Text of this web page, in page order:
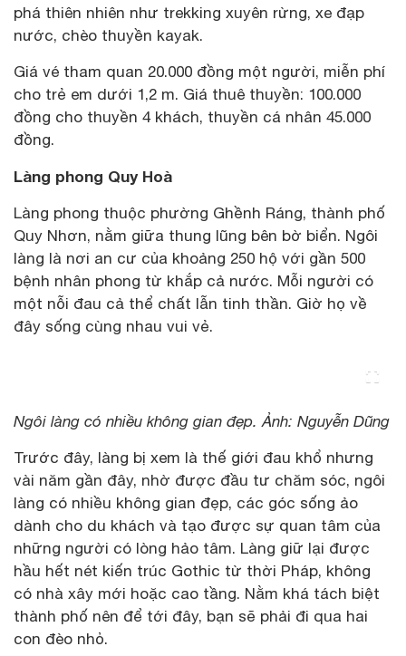
phá thiên nhiên như trekking xuyên rừng, xe đạp
nước, chèo thuyền kayak.
Giá vé tham quan 20.000 đồng một người, miễn phí
cho trẻ em dưới 1,2 m. Giá thuê thuyền: 100.000
đồng cho thuyền 4 khách, thuyền cá nhân 45.000
đồng.
Làng phong Quy Hoà
Làng phong thuộc phường Ghềnh Ráng, thành phố
Quy Nhơn, nằm giữa thung lũng bên bờ biển. Ngôi
làng là nơi an cư của khoảng 250 hộ với gần 500
bệnh nhân phong từ khắp cả nước. Mỗi người có
một nỗi đau cả thể chất lẫn tinh thần. Giờ họ về
đây sống cùng nhau vui vẻ.
Ngôi làng có nhiều không gian đẹp. Ảnh: Nguyễn Dũng
Trước đây, làng bị xem là thế giới đau khổ nhưng
vài năm gần đây, nhờ được đầu tư chăm sóc, ngôi
làng có nhiều không gian đẹp, các góc sống ảo
dành cho du khách và tạo được sự quan tâm của
những người có lòng hảo tâm. Làng giữ lại được
hầu hết nét kiến trúc Gothic từ thời Pháp, không
có nhà xây mới hoặc cao tầng. Nằm khá tách biệt
thành phố nên để tới đây, bạn sẽ phải đi qua hai
con đèo nhỏ.